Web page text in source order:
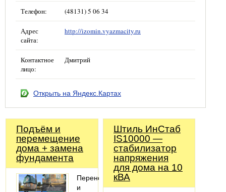
Телефон: (48131) 5 06 34
Адрес
сайта:
http://izomin.vyazmacity.ru
Контактное
лицо:
Дмитрий
Открыть на Яндекс.Картах
Подъём и
перемещение
дома + замена
фундамента
Перенос
и
Штиль ИнСтаб
IS10000 —
стабилизатор
напряжения
для дома на 10
кВА